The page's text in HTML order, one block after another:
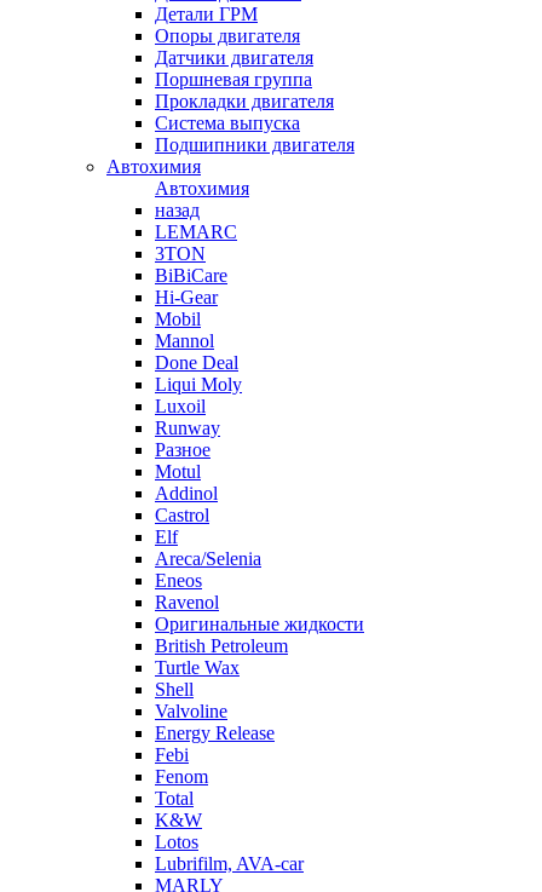
Детали ГРМ
Опоры двигателя
Датчики двигателя
Поршневая группа
Прокладки двигателя
Система выпуска
Подшипники двигателя
Автохимия
Автохимия
назад
LEMARC
3TON
BiBiCare
Hi-Gear
Mobil
Mannol
Done Deal
Liqui Moly
Luxoil
Runway
Разное
Motul
Addinol
Castrol
Elf
Areca/Selenia
Eneos
Ravenol
Оригинальные жидкости
British Petroleum
Turtle Wax
Shell
Valvoline
Energy Release
Febi
Fenom
Total
K&W
Lotos
Lubrifilm, AVA-car
MARLY